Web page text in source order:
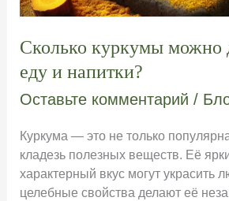
Сколько куркумы можно
еду и напитки?
Оставьте комментарий /
Куркума — это не только
кладезь полезных веществ. Её
характерный вкус могут украсить
целебные свойства делают её